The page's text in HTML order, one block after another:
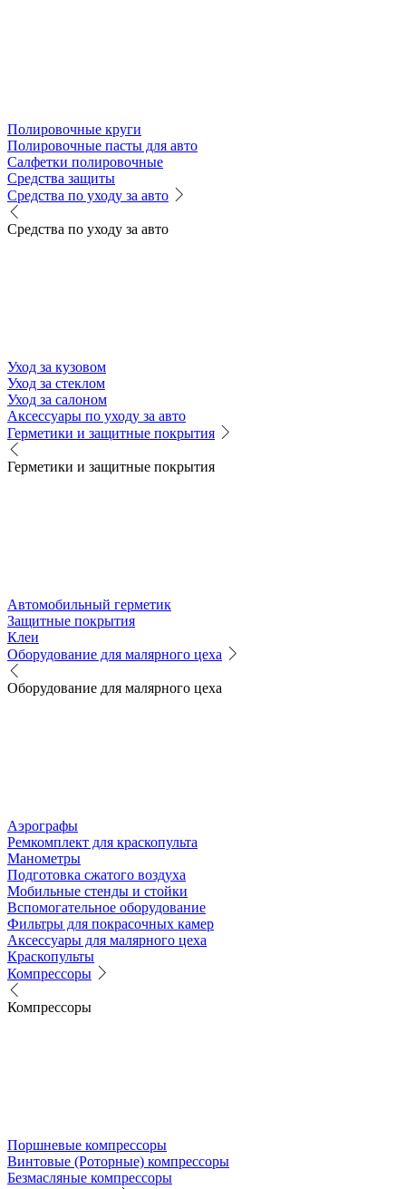
Полировочные круги
Полировочные пасты для авто
Салфетки полировочные
Средства защиты
Средства по уходу за авто
Средства по уходу за авто
Уход за кузовом
Уход за стеклом
Уход за салоном
Аксессуары по уходу за авто
Герметики и защитные покрытия
Герметики и защитные покрытия
Автомобильный герметик
Защитные покрытия
Клеи
Оборудование для малярного цеха
Оборудование для малярного цеха
Аэрографы
Ремкомплект для краскопульта
Манометры
Подготовка сжатого воздуха
Мобильные стенды и стойки
Вспомогательное оборудование
Фильтры для покрасочных камер
Аксессуары для малярного цеха
Краскопульты
Компрессоры
Компрессоры
Поршневые компрессоры
Винтовые (Роторные) компрессоры
Безмасляные компрессоры